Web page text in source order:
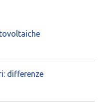
differenze